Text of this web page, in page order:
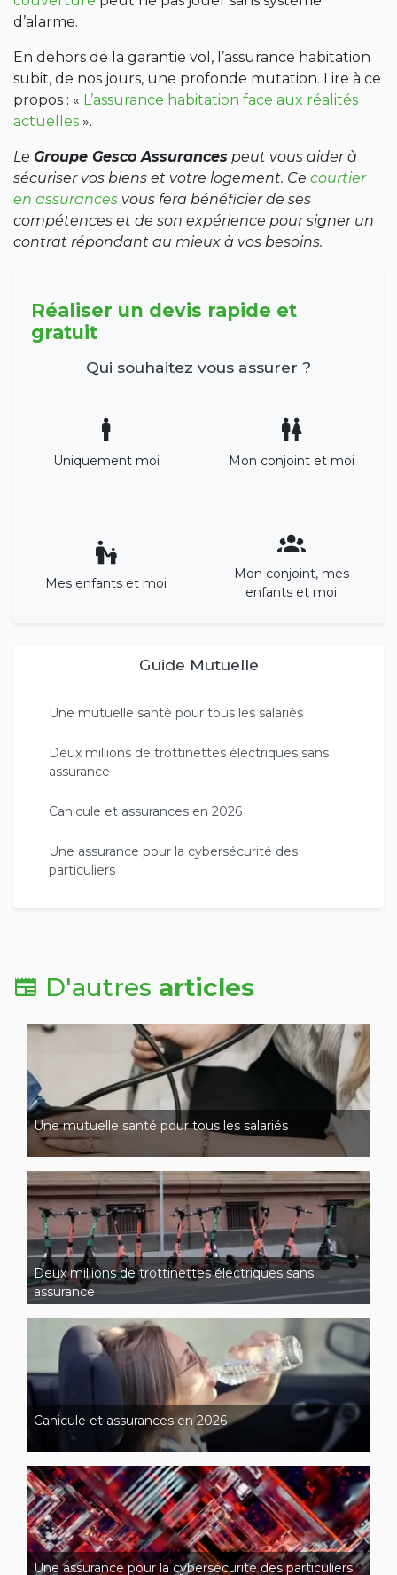
d’alarme.
En dehors de la garantie vol, l’assurance habitation
subit, de nos jours, une profonde mutation. Lire à ce
propos : « L’assurance habitation face aux réalités
actuelles ».
Le Groupe Gesco Assurances peut vous aider à
sécuriser vos biens et votre logement. Ce courtier
en assurances vous fera bénéficier de ses
compétences et de son expérience pour signer un
contrat répondant au mieux à vos besoins.
Réaliser un devis rapide et
gratuit
Qui souhaitez vous assurer ?
Uniquement moi Mon conjoint et moi
Mes enfants et moi
Mon conjoint, mes
enfants et moi
Guide Mutuelle
Une mutuelle santé pour tous les salariés
Deux millions de trottinettes électriques sans
assurance
Canicule et assurances en 2026
Une assurance pour la cybersécurité des
particuliers
D'autres articles
Une mutuelle santé pour tous les salariés
Deux millions de trottinettes électriques sans
assurance
Canicule et assurances en 2026
Une assurance pour la cybersécurité des particuliers